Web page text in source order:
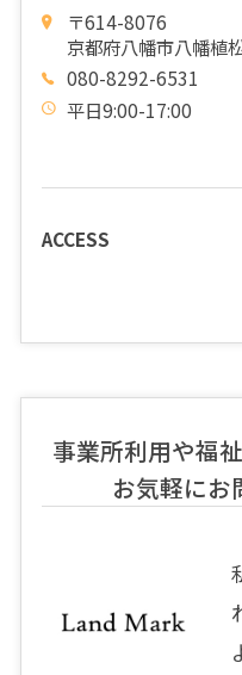
〒614-8076
京都府八幡市八幡植
080-8292-6531
平日9:00-17:00
ACCESS
事業所利用や福
お気軽に